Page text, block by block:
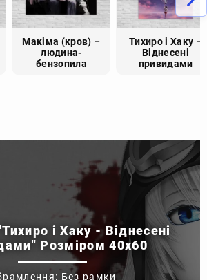
Макіма (кров) –
людина-
бензопила
Тихиро і Хаку –
Віднесені
привидами
і Хаку - Віднесені
Розміром 40x60
Без рамки